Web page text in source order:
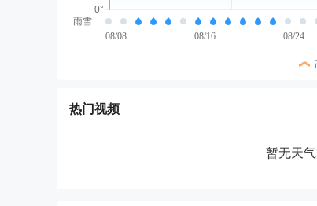
雨雪
08/08
08/16 08/24
热门视频
暂无天